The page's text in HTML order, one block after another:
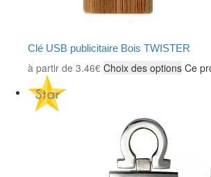
Clé USB publicitaire Bois TWISTER
à partir de 3.46€ Choix des options Ce